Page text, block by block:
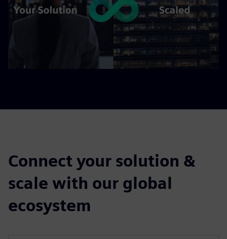
Connect your solution &
scale with our global
ecosystem